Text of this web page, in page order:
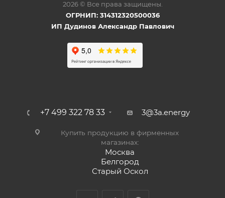
2026 © Все права защищены.
ОГРНИП: 314312320500036
ИП Дудинов Александр Павлович
+7 499 322 78 33 3@3a.energy
Купить продукцию в фирменных
магазинах:
Москва
Белгород
Старый Оскол